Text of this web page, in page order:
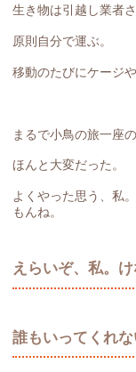
生き物は引越し業者
原則自分で運ぶ。
移動のたびにケージ
まるで小鳥の旅一座
ほんと大変だった。
よくやった思う、私
もんね。
えらいぞ、私。け
誰もいってくれな